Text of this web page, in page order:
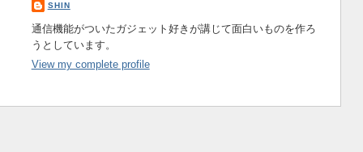
SHIN
通信機能がついたガジェット好きが講じて面白いものを作ろ
うとしています。
View my complete profile